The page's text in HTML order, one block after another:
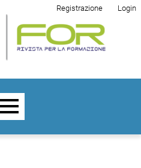
è: Registrazione Login